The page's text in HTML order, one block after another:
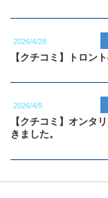
2026/4/28
【クチコミ】トロン
2026/4/9
【クチコミ】オン
きました。